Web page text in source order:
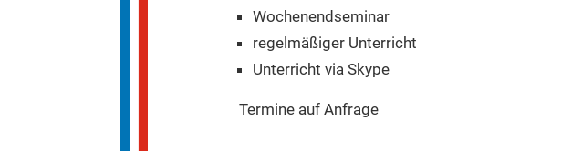
Wochenendseminar
regelmäßiger Unterricht
Unterricht via Skype
Termine auf Anfrage